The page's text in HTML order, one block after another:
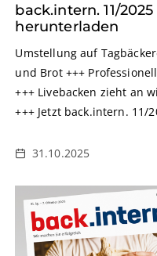
back.intern. 11/
herunterladen
Umstellung auf
und Brot +++
+++ Livebacken zieht an
+++ Jetzt back.intern. 11/
31.10.2025